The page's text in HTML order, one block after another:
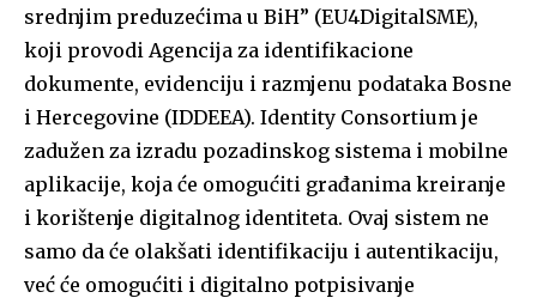
srednjim preduzećima u BiH” (EU4DigitalSME),
koji provodi Agencija za identifikacione
dokumente, evidenciju i razmjenu podataka Bosne
i Hercegovine (IDDEEA). Identity Consortium je
zadužen za izradu pozadinskog sistema i mobilne
aplikacije, koja će omogućiti građanima kreiranje
i korištenje digitalnog identiteta. Ovaj sistem ne
samo da će olakšati identifikaciju i autentikaciju,
već će omogućiti i digitalno potpisivanje